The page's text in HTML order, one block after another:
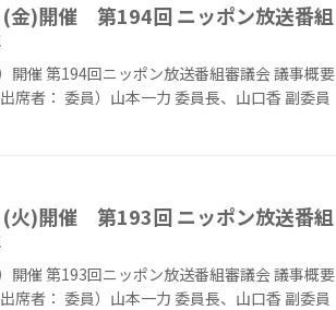
金)開催 第194回 ニッポン放送番組
開催 第194回ニッポン放送番組審議会 議事概要
席者： 委員）山本一力 委員長、山口香 副委員
火)開催 第193回 ニッポン放送番組
開催 第193回ニッポン放送番組審議会 議事概要
席者： 委員）山本一力 委員長、山口香 副委員